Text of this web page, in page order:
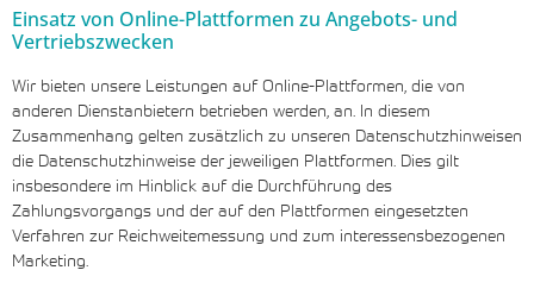
Einsatz von Online-Plattformen zu Angebots- und
Vertriebszwecken
Wir bieten unsere Leistungen auf Online-Plattformen, die von
anderen Dienstanbietern betrieben werden, an. In diesem
Zusammenhang gelten zusätzlich zu unseren Datenschutzhinweisen
die Datenschutzhinweise der jeweiligen Plattformen. Dies gilt
insbesondere im Hinblick auf die Durchführung des
Zahlungsvorgangs und der auf den Plattformen eingesetzten
Verfahren zur Reichweitemessung und zum interessensbezogenen
Marketing.